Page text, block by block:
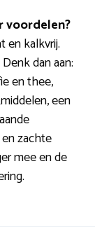
voordelen?
en kalkvrij.
dan aan:
en thee,
een
zachte
mee en de